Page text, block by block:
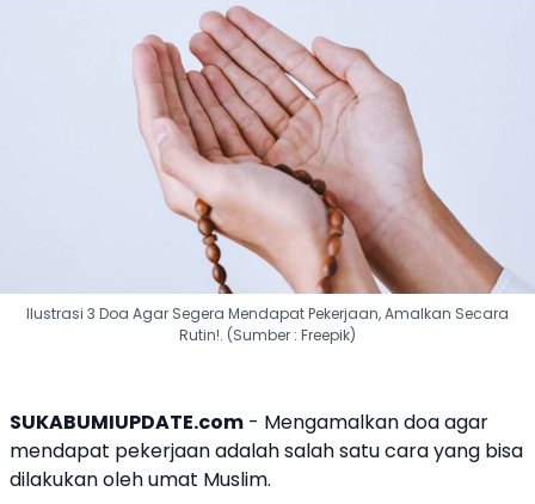
Ilustrasi 3 Doa Agar Segera Mendapat Pekerjaan, Amalkan Secara
Rutin!. (Sumber : Freepik)
SUKABUMIUPDATE.com - Mengamalkandoaagar
mendapat pekerjaan adalah salah satu cara yang bisa
dilakukan oleh umat Muslim.